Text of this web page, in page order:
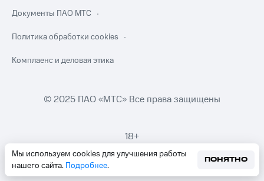
Мы используем cookies для улучшения работы
нашего сайта. Подробнее.
ПОНЯТНО
Документы ПАО МТС
Политика обработки cookies
Комплаенс и деловая этика
© 2025 ПАО «МТС» Все права защищены
18+